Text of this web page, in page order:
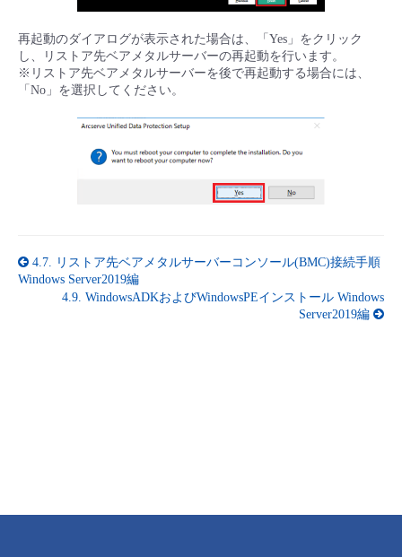
再起動のダイアログが表示された場合は、「Yes」をクリック
し、リストア先ベアメタルサーバーの再起動を行います。
※リストア先ベアメタルサーバーを後で再起動する場合には、
「No」を選択してください。
4.7.
リストア先ベアメタルサーバーコンソール(BMC)接続手順
Windows Server2019編
4.9. WindowsADKおよびWindowsPEインストール Windows
Server2019編